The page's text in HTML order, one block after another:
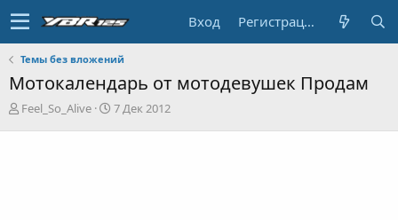
Вход Регистрация
Темы без вложений
Мотокалендарь от мотодевушек Продам
А
Feel_So_Alive
Д
7 Дек 2012